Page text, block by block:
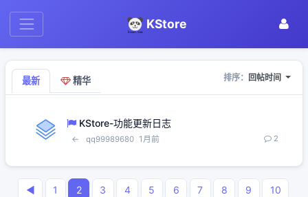
KStore
最新 精华 排序： 回帖时间
KStore-功能更新日志
← qq99989680 1月前 2
◀ 1 2 3 4 5 6 7 8 9
10